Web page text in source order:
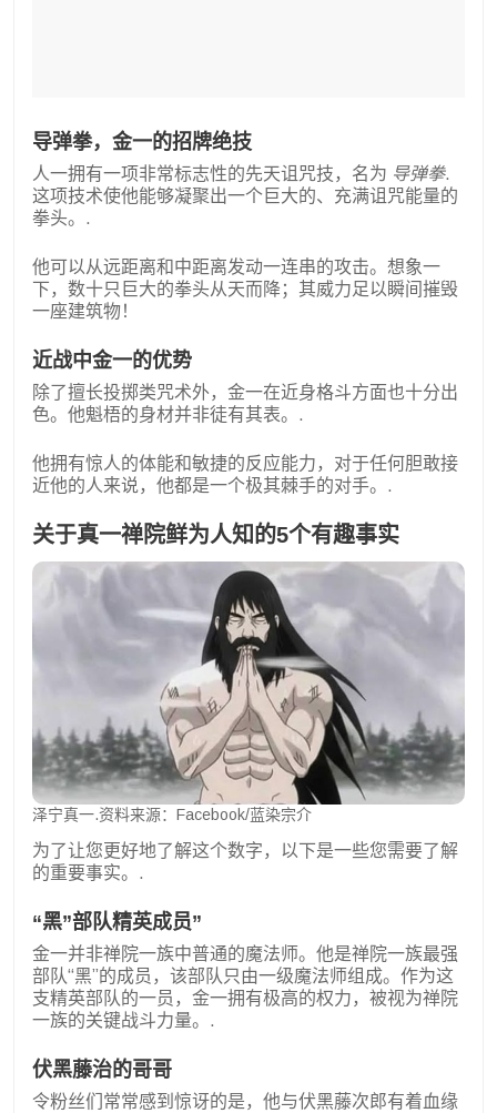
导弹拳，金一的招牌绝技
人一拥有一项非常标志性的先天诅咒技，名为 导弹拳.
这项技术使他能够凝聚出一个巨大的、充满诅咒能量的
拳头。.
他可以从远距离和中距离发动一连串的攻击。想象一
下，数十只巨大的拳头从天而降；其威力足以瞬间摧毁
一座建筑物！
近战中金一的优势
除了擅长投掷类咒术外，金一在近身格斗方面也十分出
色。他魁梧的身材并非徒有其表。.
他拥有惊人的体能和敏捷的反应能力，对于任何胆敢接
近他的人来说，他都是一个极其棘手的对手。.
关于真一禅院鲜为人知的5个有趣事实
泽宁真一.资料来源：Facebook/蓝染宗介
为了让您更好地了解这个数字，以下是一些您需要了解
的重要事实。.
“黑”部队精英成员”
金一并非禅院一族中普通的魔法师。他是禅院一族最强
部队“黑”的成员，该部队只由一级魔法师组成。作为这
支精英部队的一员，金一拥有极高的权力，被视为禅院
一族的关键战斗力量。.
伏黑藤治的哥哥
令粉丝们常常感到惊讶的是，他与伏黑藤次郎有着血缘